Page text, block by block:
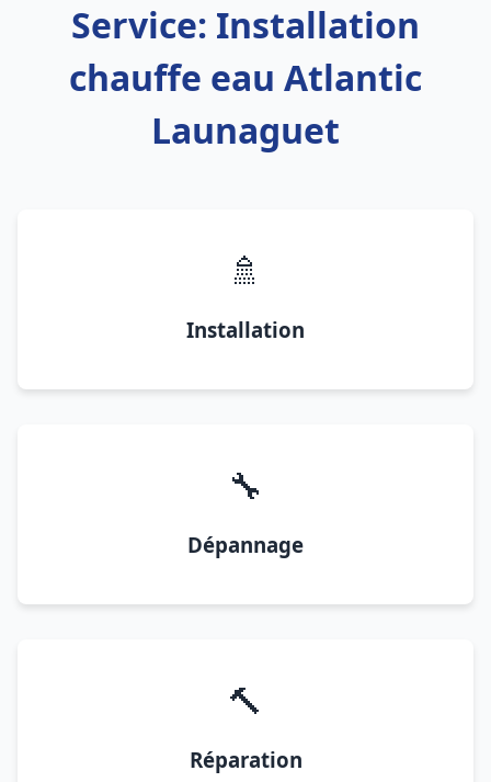
Service: Installation
chauffe eau Atlantic
Launaguet
🚿
Installation
🔧
Dépannage
🔨
Réparation